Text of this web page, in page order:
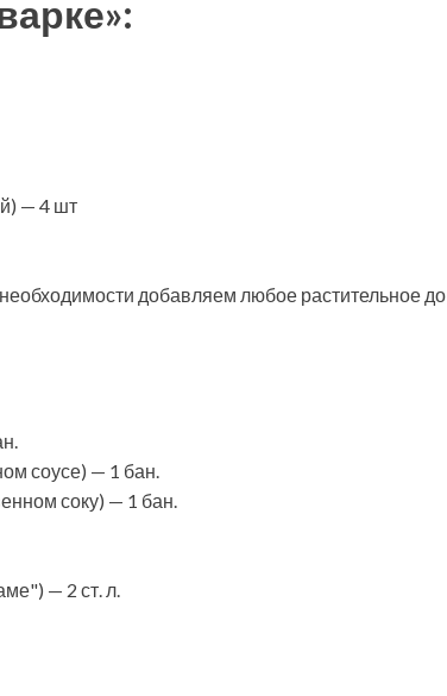
— 4 шт
добавляем любое растительное до
соусе) — 1 бан.
соку) — 1 бан.
— 2 ст. л.